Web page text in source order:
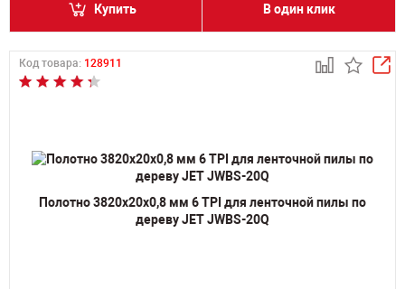
Купить В один клик
Код товара: 128911
Полотно 3820х20х0,8 мм 6 TPI для ленточной пилы по
дереву JET JWBS-20Q